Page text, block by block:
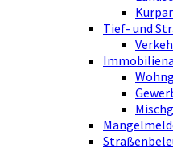
Tief- und